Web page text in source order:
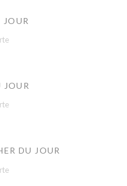
JOUR
JOUR
DU JOUR